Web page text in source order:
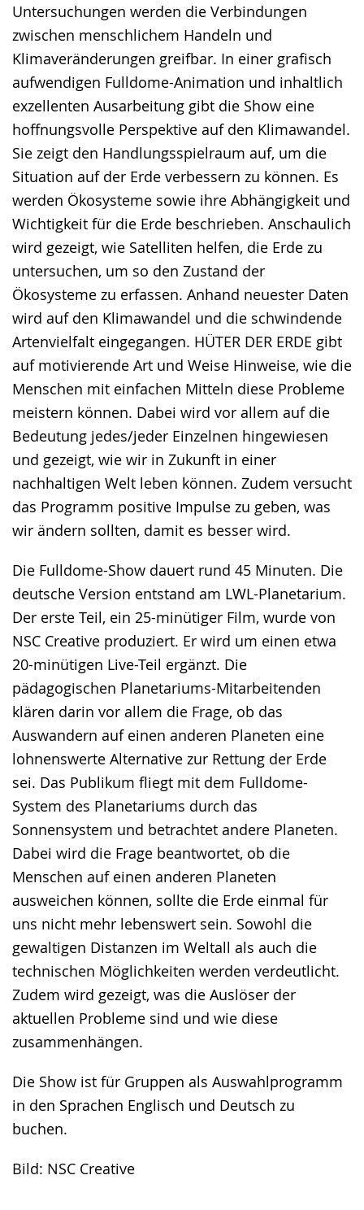
Untersuchungen werden die Verbindungen
zwischen menschlichem Handeln und
Klimaveränderungen greifbar. In einer grafisch
aufwendigen Fulldome-Animation und inhaltlich
exzellenten Ausarbeitung gibt die Show eine
hoffnungsvolle Perspektive auf den Klimawandel.
Sie zeigt den Handlungsspielraum auf, um die
Situation auf der Erde verbessern zu können. Es
werden Ökosysteme sowie ihre Abhängigkeit und
Wichtigkeit für die Erde beschrieben. Anschaulich
wird gezeigt, wie Satelliten helfen, die Erde zu
untersuchen, um so den Zustand der
Ökosysteme zu erfassen. Anhand neuester Daten
wird auf den Klimawandel und die schwindende
Artenvielfalt eingegangen. HÜTER DER ERDE gibt
auf motivierende Art und Weise Hinweise, wie die
Menschen mit einfachen Mitteln diese Probleme
meistern können. Dabei wird vor allem auf die
Bedeutung jedes/jeder Einzelnen hingewiesen
und gezeigt, wie wir in Zukunft in einer
nachhaltigen Welt leben können. Zudem versucht
das Programm positive Impulse zu geben, was
wir ändern sollten, damit es besser wird.
Die Fulldome-Show dauert rund 45 Minuten. Die
deutsche Version entstand am LWL-Planetarium.
Der erste Teil, ein 25-minütiger Film, wurde von
NSC Creative produziert. Er wird um einen etwa
20-minütigen Live-Teil ergänzt. Die
pädagogischen Planetariums-Mitarbeitenden
klären darin vor allem die Frage, ob das
Auswandern auf einen anderen Planeten eine
lohnenswerte Alternative zur Rettung der Erde
sei. Das Publikum fliegt mit dem Fulldome-
System des Planetariums durch das
Sonnensystem und betrachtet andere Planeten.
Dabei wird die Frage beantwortet, ob die
Menschen auf einen anderen Planeten
ausweichen können, sollte die Erde einmal für
uns nicht mehr lebenswert sein. Sowohl die
gewaltigen Distanzen im Weltall als auch die
technischen Möglichkeiten werden verdeutlicht.
Zudem wird gezeigt, was die Auslöser der
aktuellen Probleme sind und wie diese
zusammenhängen.
Die Show ist für Gruppen als Auswahlprogramm
in den Sprachen Englisch und Deutsch zu
buchen.
Bild: NSC Creative